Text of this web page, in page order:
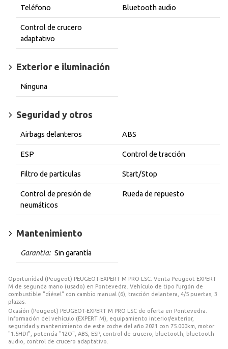
Teléfono Bluetooth audio
Control de crucero
adaptativo
Exterior e iluminación
Ninguna
Seguridad y otros
Airbags delanteros ABS
ESP Control de tracción
Filtro de partículas Start/Stop
Control de presión de
neumáticos
Rueda de repuesto
Mantenimiento
Garantia: Sin garantía
Oportunidad (Peugeot) PEUGEOT-EXPERT M PRO LSC. Venta Peugeot EXPERT
M de segunda mano (usado) en Pontevedra. Vehículo de tipo furgón de
combustible "diésel" con cambio manual (6), tracción delantera, 4/5 puertas, 3
plazas.
Ocasión (Peugeot) PEUGEOT-EXPERT M PRO LSC de oferta en Pontevedra.
Información del vehículo (EXPERT M), equipamiento interior/exterior,
seguridad y mantenimiento de este coche del año 2021 con 75.000km, motor
"1.5HDI", potencia "12O", ABS, ESP, control de crucero, bluetooth, bluetooth
audio, control de crucero adaptativo.